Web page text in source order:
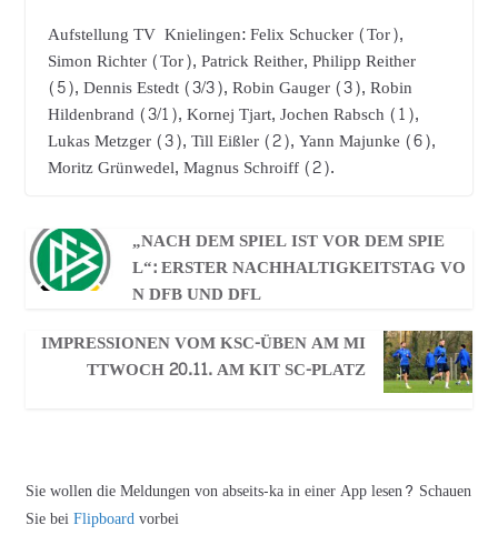
Aufstellung TV Knielingen: Felix Schucker (Tor),
Simon Richter (Tor), Patrick Reither, Philipp Reither
(5), Dennis Estedt (3/3), Robin Gauger (3), Robin
Hildenbrand (3/1), Kornej Tjart, Jochen Rabsch (1),
Lukas Metzger (3), Till Eißler (2), Yann Majunke (6),
Moritz Grünwedel, Magnus Schroiff (2).
„NACH DEM SPIEL IST VOR DEM SPIE
L“: ERSTER NACHHALTIGKEITSTAG VO
N DFB UND DFL
IMPRESSIONEN VOM KSC-ÜBEN AM MI
TTWOCH 20.11. AM KIT SC-PLATZ
Sie wollen die Meldungen von abseits-ka in einer App lesen? Schauen
Sie beiFlipboardvorbei